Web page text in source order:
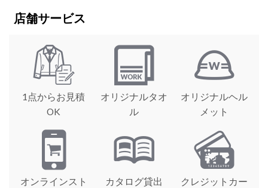
店舗サービス
1点からお見積
OK
オリジナルタオ
ル
オリジナルヘル
メット
オンラインスト
カタログ貸出
クレジットカー